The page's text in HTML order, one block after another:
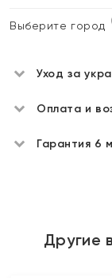
Выберите город
Уход за
Оплата и
Гарантия 6
Другие